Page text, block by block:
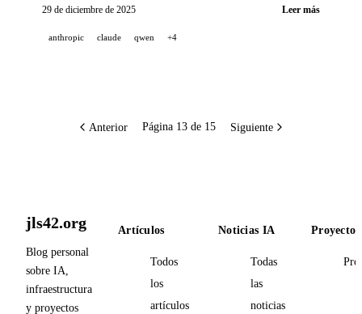
29 de diciembre de 2025 Leer más
anthropic claude qwen +4
Anterior Página 13 de 15 Siguiente
jls42.org
Blog personal
sobre IA,
infraestructura
y proyectos
Artículos
Todos
los
artículos
Noticias IA
Todas
las
noticias
Proyectos